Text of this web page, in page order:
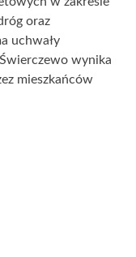
oraz
uchwały
wynika
mieszkańców